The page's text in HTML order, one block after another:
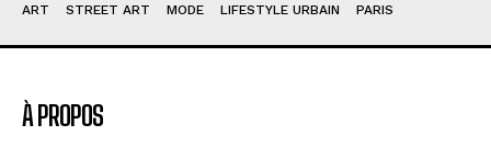
ART STREET ART MODE LIFESTYLE URBAIN PARIS
À PROPOS